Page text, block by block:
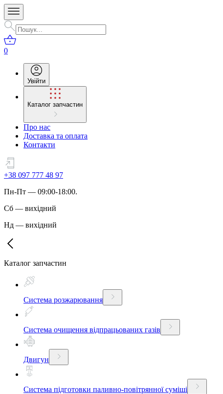
0
Увійти
Каталог запчастин
Про нас
Доставка та оплата
Контакти
+38 097 777 48 97
Пн-Пт — 09:00-18:00.
Сб — вихідний
Нд — вихідний
Каталог запчастин
Система розжарювання
Система очищення відпрацьованих газів
Двигун
Система підготовки паливно-повітрянної суміші